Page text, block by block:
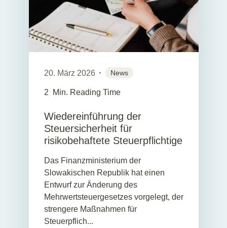
20. März 2026 News
2 Min. Reading Time
Wiedereinführung der
Steuersicherheit für
risikobehaftete Steuerpflichtige
Das Finanzministerium der
Slowakischen Republik hat einen
Entwurf zur Änderung des
Mehrwertsteuergesetzes vorgelegt, der
strengere Maßnahmen für
Steuerpflich...